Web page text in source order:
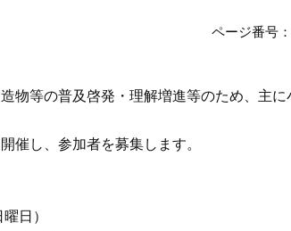
ページ番号
物等の普及啓発・理解増進等のため、主
催し、参加者を募集します。
日）